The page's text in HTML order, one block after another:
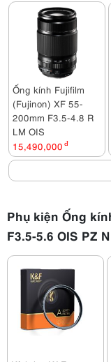
Ống kính Fujifilm
(Fujinon) XF 55-
200mm F3.5-4.8 R
LM OIS
15,490,000 đ
Phụ kiện Ống
F3.5-5.6 OIS PZ